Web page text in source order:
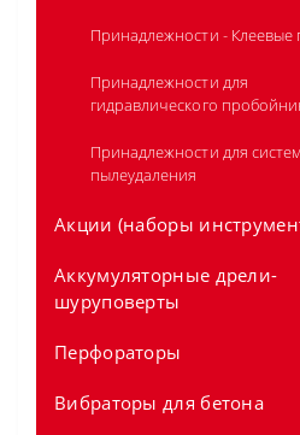
Принадлежности - Клеевые
Принадлежности для
гидравлического
Принадлежности для
пылеудаления
Акции (наборы
Аккумуляторные наборы
инструментов 12V
Аккумуляторные наборы
Аккумуляторные дрели-
шуруповерты
Аккумуляторные дрели-
Перфораторы
Сетевые перфораторы
Вибраторы для бетона